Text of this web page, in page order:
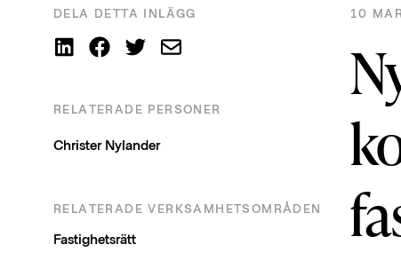
DELA DETTA INLÄGG
RELATERADE PERSONER
Christer Nylander
RELATERADE VERKSAMHETSOMRÅDEN
Fastighetsrätt
10